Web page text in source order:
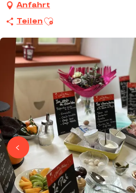
Anfahrt
Teilen Ajouter aux favoris